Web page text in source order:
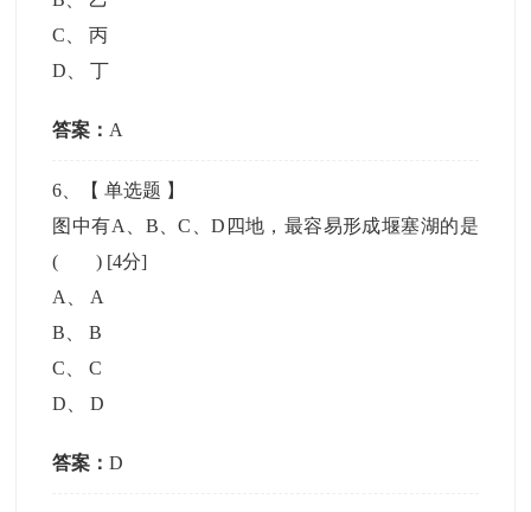
C 、丙
D 、丁
答案： A
6 、【单选题 】
图中有A、B、C、D四地，最容易形成堰塞湖的是
( ) [4分]
A
A
B 、B
C 、C
D 、D
答案：D